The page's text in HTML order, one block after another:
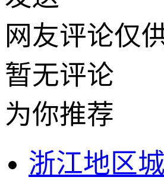
网友评论仅
暂无评论
为你推荐
浙江地区